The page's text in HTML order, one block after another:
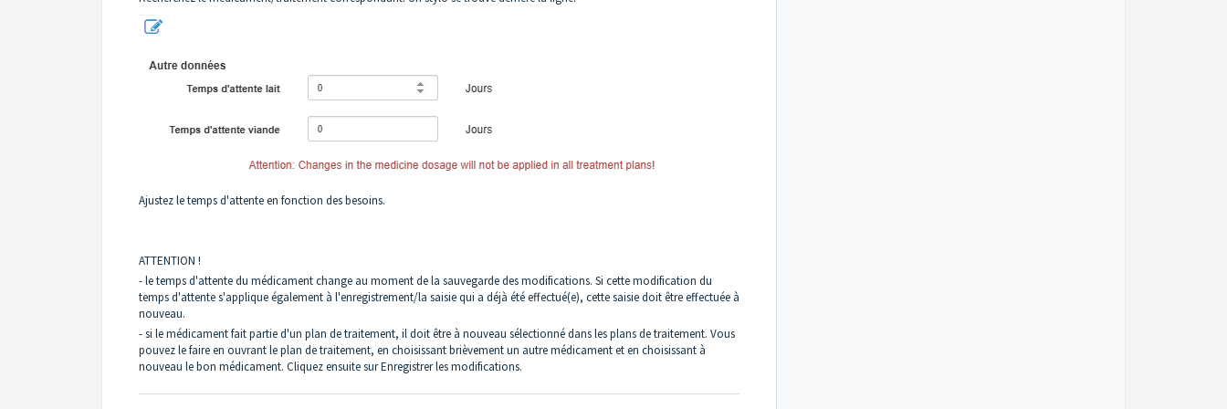
Ajustez le temps d'attente en fonction des besoins.
ATTENTION !
- le temps d'attente du médicament change au moment de la sauvegarde des modifications. Si cette modification du
temps d'attente s'applique également à l'enregistrement/la saisie qui a déjà été effectué(e), cette saisie doit être effectuée à
nouveau.
- si le médicament fait partie d'un plan de traitement, il doit être à nouveau sélectionné dans les plans de traitement. Vous
pouvez le faire en ouvrant le plan de traitement, en choisissant brièvement un autre médicament et en choisissant à
nouveau le bon médicament. Cliquez ensuite sur Enregistrer les modifications.